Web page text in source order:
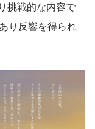
挑戦的な内容で
り反響を得られ